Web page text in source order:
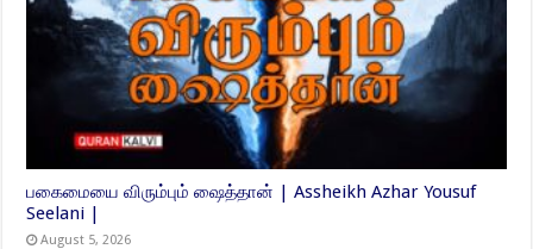
பகைமையை விரும்பும் ஷைத்தான் | Assheikh Azhar Yousuf
Seelani |
August 5, 2026